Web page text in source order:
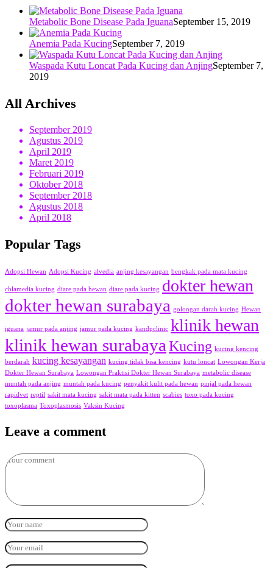
Metabolic Bone Disease Pada IguanaSeptember 15, 2019
Anemia Pada KucingSeptember 7, 2019
Waspada Kutu Loncat Pada Kucing dan AnjingSeptember 7,
2019
All Archives
September 2019
Agustus 2019
April 2019
Maret 2019
Februari 2019
Oktober 2018
September 2018
Agustus 2018
April 2018
Popular Tags
Adopsi Hewan Adopsi Kucing alvedia anjing kesayangan bengkak pada mata kucing
chlamedia kucing diare pada hewan diare pada kucing dokter hewan
dokter hewan surabaya golongan darah kucing Hewan
iguana jamur pada anjing jamur pada kucing kandpclinic klinik hewan
klinik hewan surabaya Kucing kucing kencing
berdarah kucing kesayangan kucing tidak bisa kencing kutu loncat Lowongan Kerja
Dokter Hewan Surabaya Lowongan Praktisi Dokter Hewan Surabaya metabolic disease
muntah pada anjing muntah pada kucing penyakit kulit pada hewan pinjal pada hewan
rapidvet reptil sakit mata kucing sakit mata pada kitten scabies toxo pada kucing
toxoplasma Toxoplasmosis Vaksin Kucing
Leave a comment